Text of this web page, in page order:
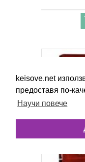
keisove.net
предоставя по-
Научи повече